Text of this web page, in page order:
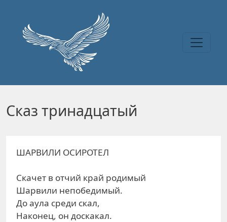
Сказ тринадцатый
ШАРВИЛИ ОСИРОТЕЛ
Скачет в отчий край родимый
Шарвили непобедимый.
До аула среди скал,
Наконец, он доскакал.